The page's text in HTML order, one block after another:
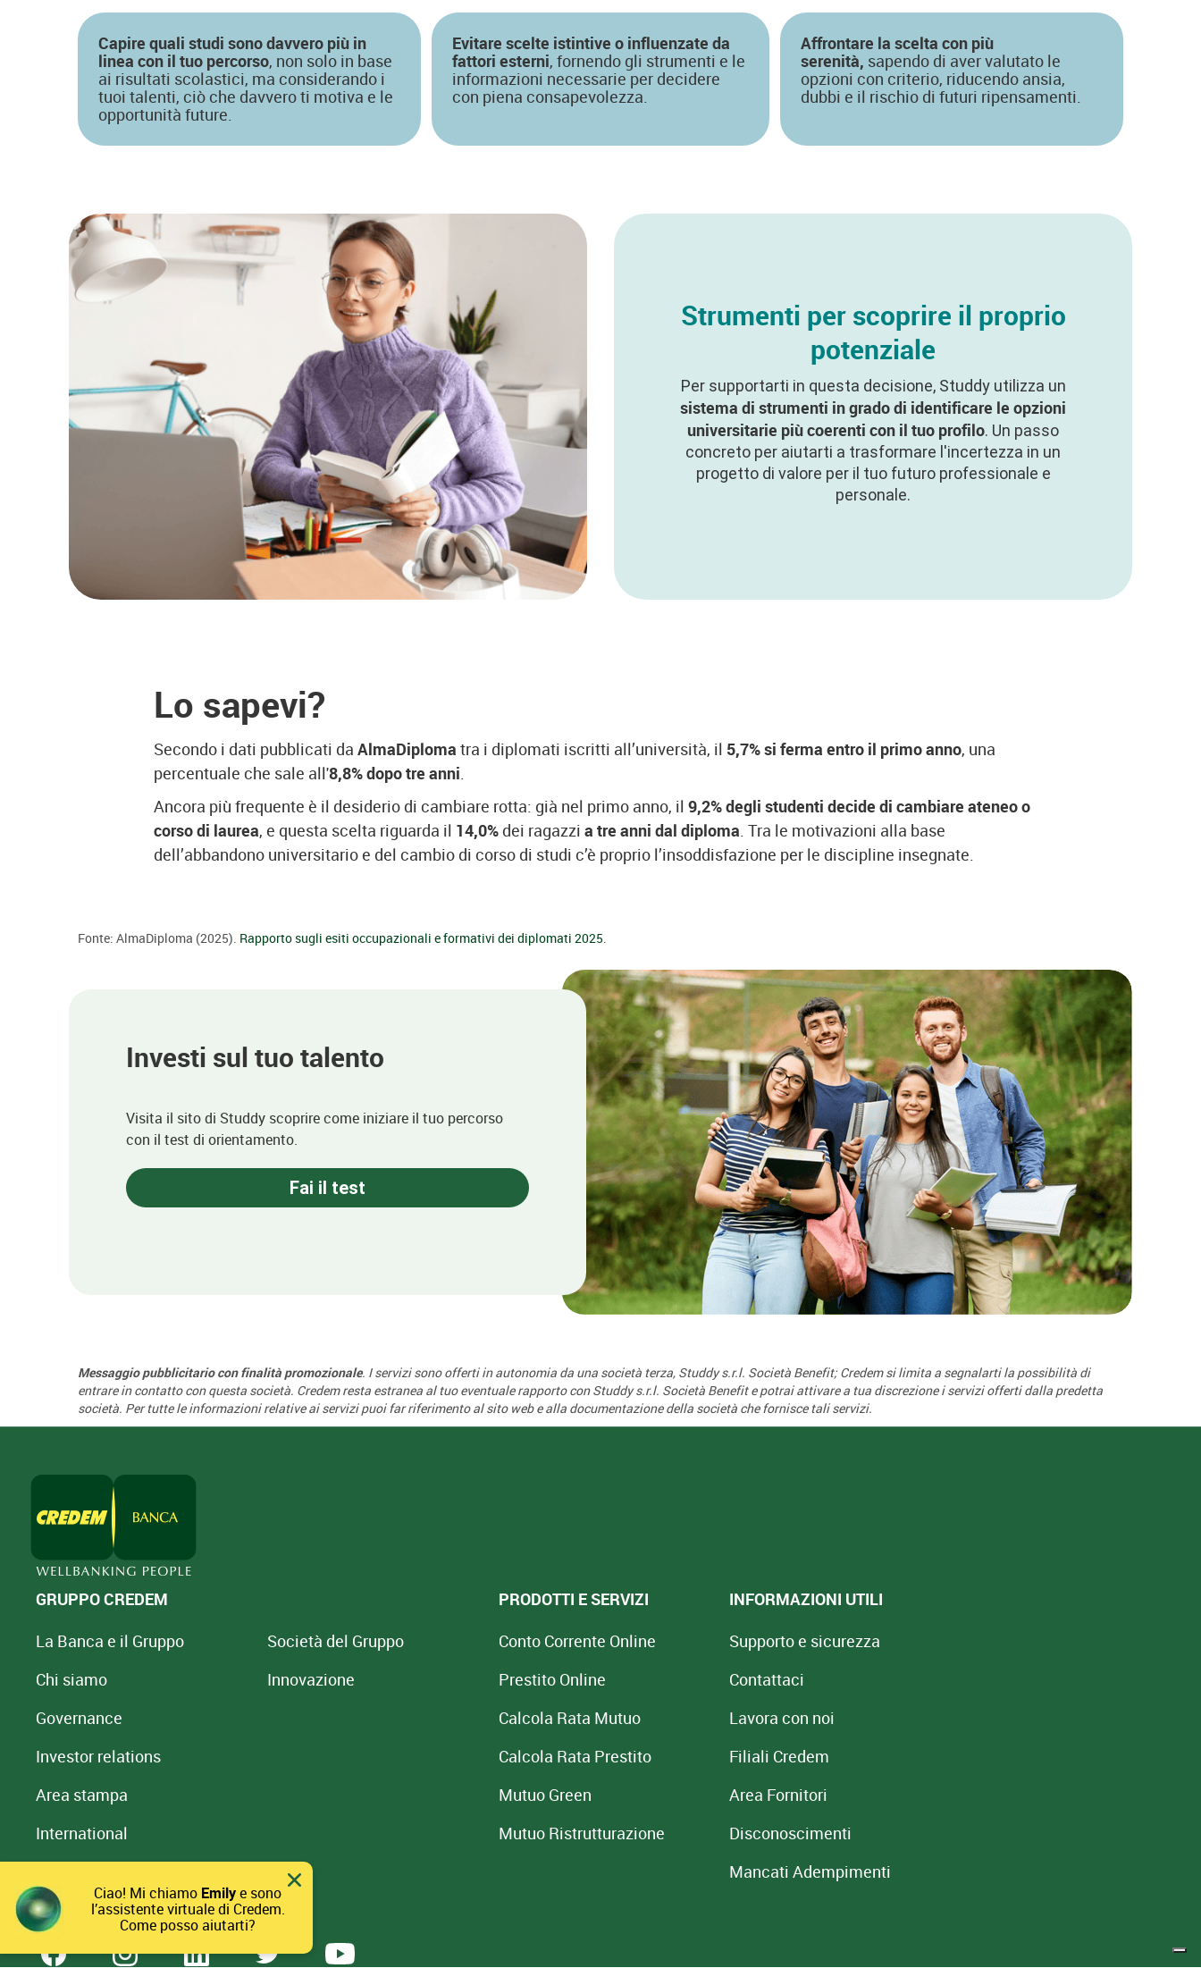
Capire quali studi sono davvero più in
linea con il tuo percorso, non solo in base
ai risultati scolastici, ma considerando i
tuoi talenti, ciò che davvero ti motiva e le
opportunità future.
Evitare scelte istintive o influenzate da
fattori esterni, fornendo gli strumenti e le
informazioni necessarie per decidere
con piena consapevolezza.
Affrontare la scelta con più
serenità, sapendo di aver valutato le
opzioni con criterio, riducendo ansia,
dubbi e il rischio di futuri ripensamenti.
Strumenti per scoprire il proprio
potenziale
Per supportarti in questa decisione, Studdy utilizza un
sistema di strumenti in grado di identificare le opzioni
universitarie più coerenti con il tuo profilo. Un passo
concreto per aiutarti a trasformare l'incertezza in un
progetto di valore per il tuo futuro professionale e
personale.
Lo sapevi?
Secondo i dati pubblicati da AlmaDiploma tra i diplomati iscritti all’università, il 5,7% si ferma entro il primo anno, una
percentuale che sale all'8,8% dopo tre anni.
Ancora più frequente è il desiderio di cambiare rotta: già nel primo anno, il 9,2% degli studenti decide di cambiare ateneo o
corso di laurea, e questa scelta riguarda il 14,0% dei ragazzi a tre anni dal diploma. Tra le motivazioni alla base
dell’abbandono universitario e del cambio di corso di studi c’è proprio l’insoddisfazione per le discipline insegnate.
Fonte: AlmaDiploma (2025). Rapporto sugli esiti occupazionali e formativi dei diplomati 2025.
Investi sul tuo talento
Visita il sito di Studdy scoprire come iniziare il tuo percorso
con il test di orientamento.
Fai il test
Messaggio pubblicitario con finalità promozionale. I servizi sono offerti in autonomia da una società terza, Studdy s.r.l. Società Benefit; Credem si limita a segnalarti la possibilità di
entrare in contatto con questa società. Credem resta estranea al tuo eventuale rapporto con Studdy s.r.l. Società Benefit e potrai attivare a tua discrezione i servizi offerti dalla predetta
società. Per tutte le informazioni relative ai servizi puoi far riferimento al sito web e alla documentazione della società che fornisce tali servizi.
GRUPPO CREDEM
La Banca e il Gruppo
Chi siamo
Governance
Investor relations
Area stampa
International
Società del Gruppo
Innovazione
PRODOTTI E SERVIZI
Conto Corrente Online
Prestito Online
Calcola Rata Mutuo
Calcola Rata Prestito
Mutuo Green
Mutuo Ristrutturazione
INFORMAZIONI UTILI
Supporto e sicurezza
Contattaci
Lavora con noi
Filiali Credem
Area Fornitori
Disconoscimenti
Mancati Adempimenti
Ciao! Mi chiamo Emilye sono
l’assistente virtuale di Credem.
Come posso aiutarti?